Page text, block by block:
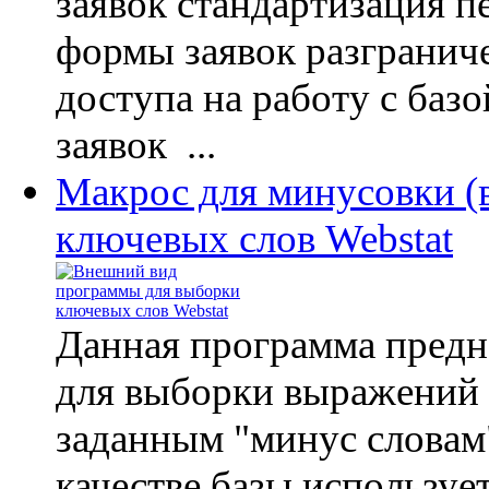
формы заявок
доступа на работу с
заявок ...
Макрос для минусовки
ключевых слов Webstat
Данная программа
для выборки выражений
заданным "минус